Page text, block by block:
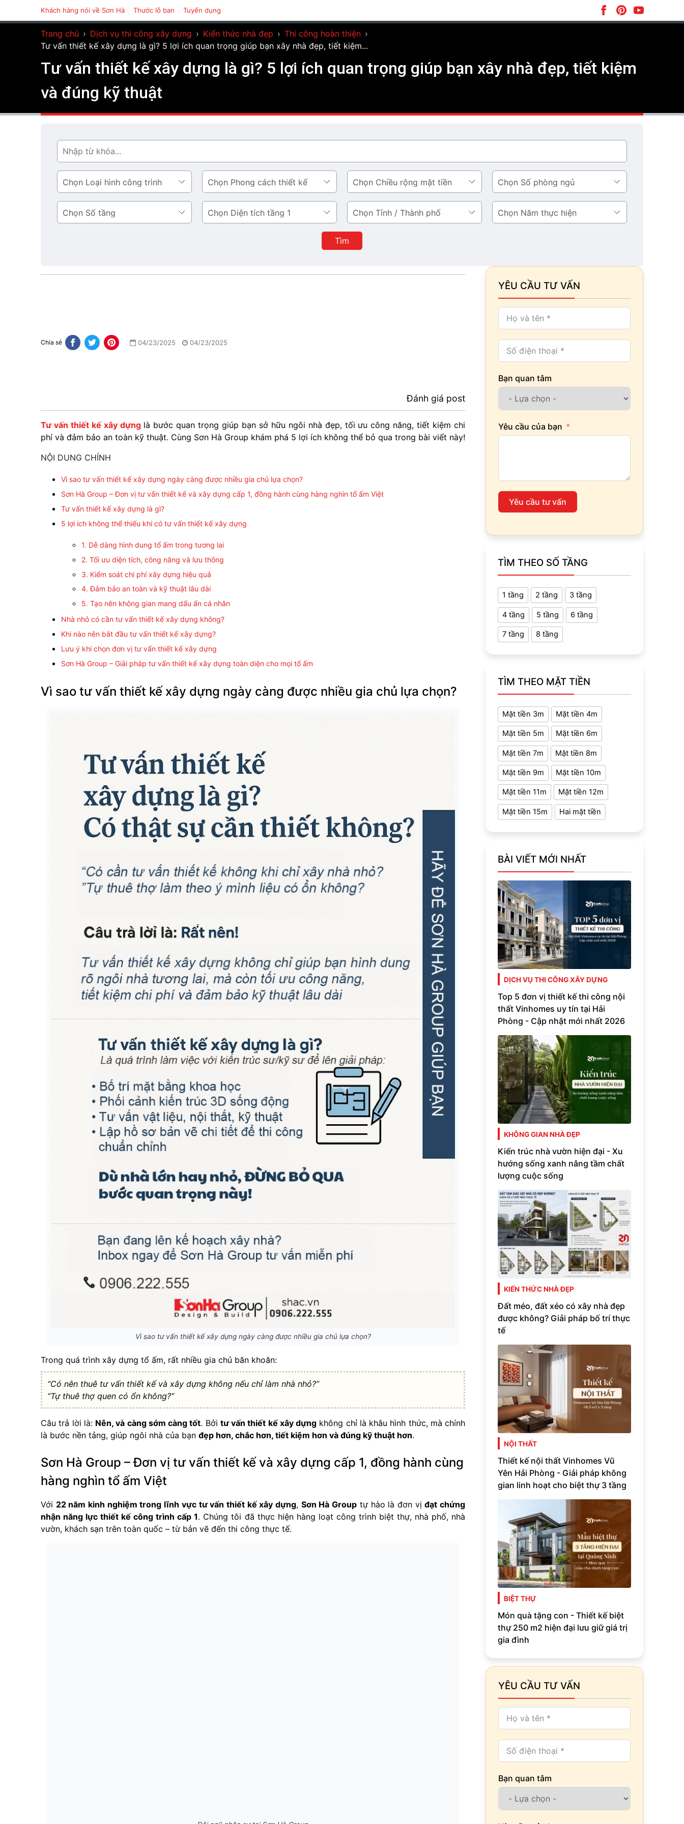
Khách hàng nói về Sơn Hà Thước lỗ ban Tuyển dụng
Trang chủ › Dịch vụ thi công xây dựng › Kiến thức nhà đẹp › Thi công hoàn thiện ›
Tư vấn thiết kế xây dựng là gì? 5 lợi ích quan trọng giúp bạn xây nhà đẹp, tiết kiệm...
Tư vấn thiết kế xây dựng là gì? 5 lợi ích quan trọng giúp bạn xây nhà đẹp, tiết kiệm
và đúng kỹ thuật
Tìm
Loại
hình
công
trình
Phong
cách
thiết
kế
Chiều
rộng
mặt
tiền
Số
phòng
ngủ
Số
tầng
Diện
tích
Tỉnh
/
Thành
phố
Năm
thực
Tìm
Chia sẻ 04/23/2025 04/23/2025
Đánh giá post
Tư vấn thiết kế xây dựnglà bước quan trọng giúp bạn sở hữu ngôi nhà đẹp, tối ưu công năng, tiết kiệm chi
phí và đảm bảo an toàn kỹ thuật. Cùng Sơn Hà Group khám phá 5 lợi ích không thể bỏ qua trong bài viết này!
NỘI DUNG CHÍNH
Vì sao tư vấn thiết kế xây dựng ngày càng được nhiều gia chủ lựa chọn?
Sơn Hà Group – Đơn vị tư vấn thiết kế và xây dựng cấp 1, đồng hành cùng hàng nghìn tổ ấm Việt
Tư vấn thiết kế xây dựng là gì?
5 lợi ích không thể thiếu khi có tư vấn thiết kế xây dựng
1. Dễ dàng hình dung tổ ấm trong tương lai
2. Tối ưu diện tích, công năng và lưu thông
3. Kiểm soát chi phí xây dựng hiệu quả
4. Đảm bảo an toàn và kỹ thuật lâu dài
5. Tạo nên không gian mang dấu ấn cá nhân
Nhà nhỏ có cần tư vấn thiết kế xây dựng không?
Khi nào nên bắt đầu tư vấn thiết kế xây dựng?
Lưu ý khi chọn đơn vị tư vấn thiết kế xây dựng
Sơn Hà Group – Giải pháp tư vấn thiết kế xây dựng toàn diện cho mọi tổ ấm
Vì sao tư vấn thiết kế xây dựng ngày càng được nhiều gia chủ lựa chọn?
Vì sao tư vấn thiết kế xây dựng ngày càng được nhiều gia chủ lựa chọn?
Trong quá trình xây dựng tổ ấm, rất nhiều gia chủ băn khoăn:
“Có nên thuê tư vấn thiết kế và xây dựng không nếu chỉ làm nhà nhỏ?”
“Tự thuê thợ quen có ổn không?”
Câu trả lời là: Nên, và càng sớm càng tốt. Bởi tư vấn thiết kế xây dựng không chỉ là khâu hình thức, mà chính
là bước nền tảng, giúp ngôi nhà của bạn đẹp hơn, chắc hơn, tiết kiệm hơn và đúng kỹ thuật hơn.
Sơn Hà Group – Đơn vị tư vấn thiết kế và xây dựng cấp 1, đồng hành cùng
hàng nghìn tổ ấm Việt
Với 22 năm kinh nghiệm trong lĩnh vực tư vấn thiết kế xây dựng, Sơn Hà Group tự hào là đơn vịđạt chứng
nhận năng lực thiết kế công trình cấp 1. Chúng tôi đã thực hiện hàng loạt công trình biệt thự, nhà phố, nhà
vườn, khách sạn trên toàn quốc – từ bản vẽ đến thi công thực tế.
YÊU CẦU TƯ VẤN
Bạn quan tâm
Yêu cầu của bạn
Yêu cầu tư vấn
TÌM THEO SỐ TẦNG
1 tầng 2 tầng 3 tầng
4 tầng 5 tầng 6 tầng
7 tầng 8 tầng
TÌM THEO MẶT TIỀN
Mặt tiền 3m Mặt tiền 4m
Mặt tiền 5m Mặt tiền 6m
Mặt tiền 7m Mặt tiền 8m
Mặt tiền 9m Mặt tiền 10m
Mặt tiền 11m Mặt tiền 12m
Mặt tiền 15m Hai mặt tiền
BÀI VIẾT MỚI NHẤT
DỊCH VỤ THI CÔNG XÂY DỰNG
Top 5 đơn vị thiết kế thi công nội
thất Vinhomes uy tín tại Hải
Phòng - Cập nhật mới nhất 2026
KHÔNG GIAN NHÀ ĐẸP
Kiến trúc nhà vườn hiện đại - Xu
hướng sống xanh nâng tầm chất
lượng cuộc sống
KIẾN THỨC NHÀ ĐẸP
Đất méo, đất xéo có xây nhà đẹp
được không? Giải pháp bố trí thực
tế
NỘI THẤT
Thiết kế nội thất Vinhomes Vũ
Yên Hải Phòng - Giải pháp không
gian linh hoạt cho biệt thự 3 tầng
BIỆT THỰ
Món quà tặng con - Thiết kế biệt
thự 250 m2 hiện đại lưu giữ giá trị
gia đình
YÊU CẦU TƯ VẤN
Bạn quan tâm